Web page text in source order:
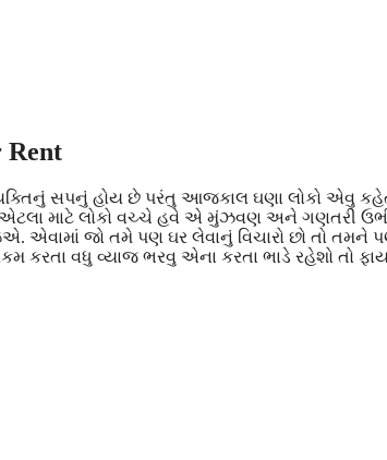
Rent
સપનું હોય છે પરંતુ આજકાલ ઘણા લોકો એવુ
એટલા માટે લોકો વચ્ચે હવે એ મુંઝવણ અને ગણતરી
એવામાં જો તમે પણ ઘર લેવાનું વિચારો છો તો તમને
કરતા વધુ વ્યાજ ભરવુ એના કરતા ભાડે રહેશો તો